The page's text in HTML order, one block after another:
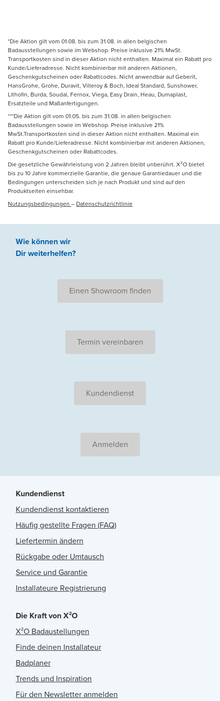
*Die Aktion gilt vom 01.08. bis zum 31.08. in allen belgischen
Badausstellungen sowie im Webshop. Preise inklusive 21% MwSt.
Transportkosten sind in dieser Aktion nicht enthalten. Maximal ein Rabatt pro
Kunde/Lieferadresse. Nicht kombinierbar mit anderen Aktionen,
Geschenkgutscheinen oder Rabattcodes. Nicht anwendbar auf Geberit,
HansGrohe, Grohe, Duravit, Villeroy & Boch, Ideal Standard, Sunshower,
Lithofin, Burda, Soudal, Fernox, Viega, Easy Drain, Heau, Dumaplast,
Ersatzteile und Maßanfertigungen.
***Die Aktion gilt vom 01.05. bis zum 31.08. in allen belgischen
Badausstellungen sowie im Webshop. Preise inklusive 21%
MwSt.Transportkosten sind in dieser Aktion nicht enthalten. Maximal ein
Rabatt pro Kunde/Lieferadresse. Nicht kombinierbar mit anderen Aktionen,
Geschenkgutscheinen oder Rabattcodes.
Die gesetzliche Gewährleistung von 2 Jahren bleibt unberührt. X²O bietet
bis zu 10 Jahre kommerzielle Garantie, die genaue Garantiedauer und die
Bedingungen unterscheiden sich je nach Produkt und sind auf den
Produktseiten einsehbar.
Nutzungsbedingungen – Datenschutzrichtlinie
Wie können wir
Dir weiterhelfen?
Einen Showroom finden
Termin vereinbaren
Kundendienst
Anmelden
Kundendienst
Kundendienst kontaktieren
Häufig gestellte Fragen (FAQ)
Liefertermin ändern
Rückgabe oder Umtausch
Service und Garantie
Installateure Registrierung
Die Kraft von X²O
X²O Badaustellungen
Finde deinen Installateur
Badplaner
Trends und Inspiration
Für den Newsletter anmelden